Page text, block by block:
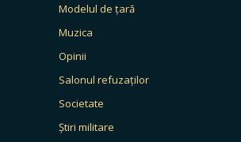
Modelul de țară
Muzica
Opinii
Salonul refuzaților
Societate
Știri militare